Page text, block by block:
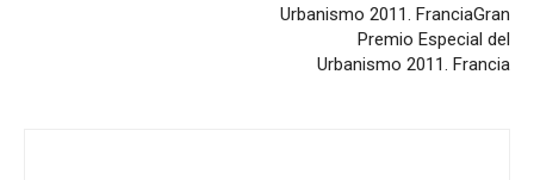
Urbanismo 2011. FranciaGran
Premio Especial del
Urbanismo 2011. Francia